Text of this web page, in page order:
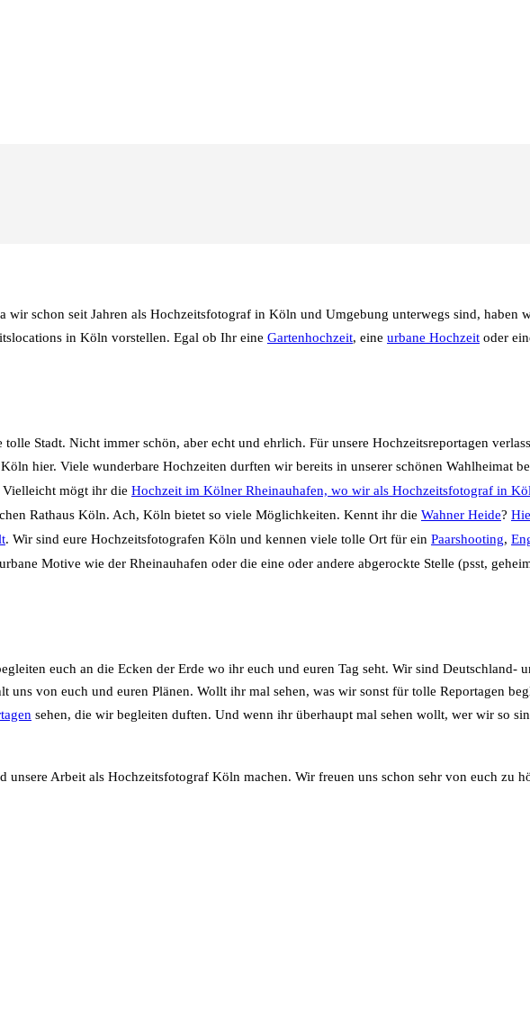
schon seit Jahren als Hochzeitsfotograf in Köln und Umgebung unterwegs sind, haben
in Köln vorstellen. Egal ob Ihr eine Gartenhochzeit, eine urbane Hochzeit oder
Stadt. Nicht immer schön, aber echt und ehrlich. Für unsere Hochzeitsreportagen
hier. Viele wunderbare Hochzeiten durften wir bereits in unserer schönen Wahlheimat
Vielleicht mögt ihr die Hochzeit im Kölner Rheinauhafen, wo wir als Hochzeitsfotograf in
Rathaus Köln. Ach, Köln bietet so viele Möglichkeiten. Kennt ihr die Wahner Heide?
. Wir sind eure Hochzeitsfotografen Köln und kennen viele tolle Ort für ein Paarshooting,
Motive wie der Rheinauhafen oder die eine oder andere abgerockte Stelle (psst,
euch an die Ecken der Erde wo ihr euch und euren Tag seht. Wir sind Deutschland-
uns von euch und euren Plänen. Wollt ihr mal sehen, was wir sonst für tolle Reportagen
sehen, die wir begleiten duften. Und wenn ihr überhaupt mal sehen wollt, wer wir so
Arbeit als Hochzeitsfotograf Köln machen. Wir freuen uns schon sehr von euch zu